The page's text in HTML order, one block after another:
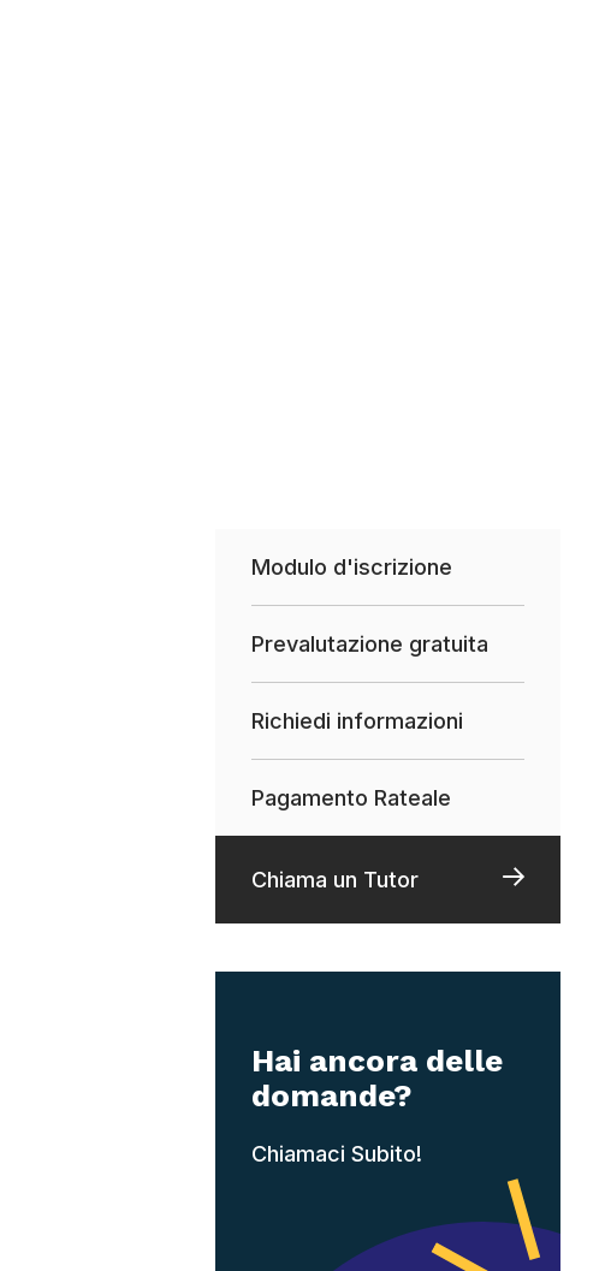
Modulo d'iscrizione
Prevalutazione gratuita
Richiedi informazioni
Pagamento Rateale
Chiama un Tutor
Hai ancora delle
domande?
Chiamaci Subito!